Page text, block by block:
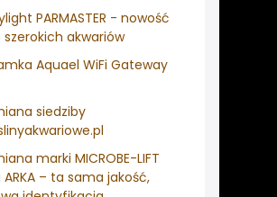
PARMASTER - nowość
szerokich akwariów
Aquael WiFi Gateway
siedziby
marki MICROBE-LIFT
ARKA – ta sama jakość,